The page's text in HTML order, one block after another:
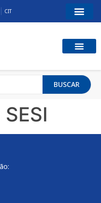
CIT
BUSCAR